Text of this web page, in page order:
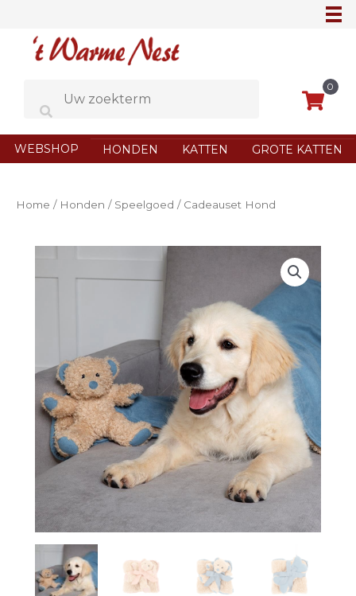
0
WEBSHOP HONDEN KATTEN GROTE KATTEN
Home / Honden / Speelgoed / Cadeauset Hond